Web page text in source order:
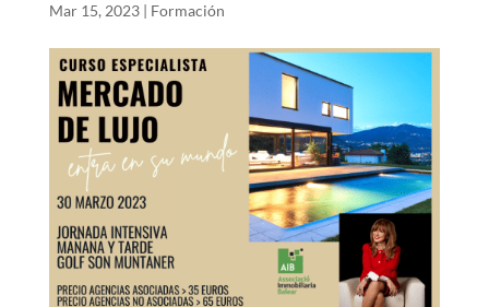
Mar 15, 2023| Formación